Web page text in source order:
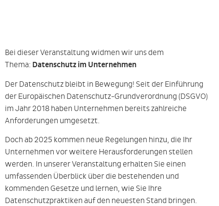
Bei dieser Veranstaltung widmen wir uns dem
Thema: Datenschutz im Unternehmen
Der Datenschutz bleibt in Bewegung! Seit der Einführung
der Europäischen Datenschutz-Grundverordnung (DSGVO)
im Jahr 2018 haben Unternehmen bereits zahlreiche
Anforderungen umgesetzt.
Doch ab 2025 kommen neue Regelungen hinzu, die Ihr
Unternehmen vor weitere Herausforderungen stellen
werden. In unserer Veranstaltung erhalten Sie einen
umfassenden Überblick über die bestehenden und
kommenden Gesetze und lernen, wie Sie Ihre
Datenschutzpraktiken auf den neuesten Stand bringen.